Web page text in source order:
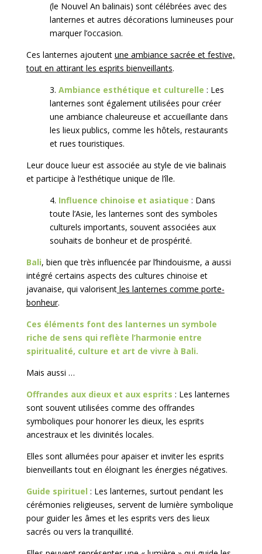
(le Nouvel An balinais) sont célébrées avec des
lanternes et autres décorations lumineuses pour
marquer l’occasion.
Ces lanternes ajoutent une ambiance sacrée et festive,
tout en attirant les esprits bienveillants.
3. Ambiance esthétique et culturelle : Les
lanternes sont également utilisées pour créer
une ambiance chaleureuse et accueillante dans
les lieux publics, comme les hôtels, restaurants
et rues touristiques.
Leur douce lueur est associée au style de vie balinais
et participe à l’esthétique unique de l’île.
4. Influence chinoise et asiatique : Dans
toute l’Asie, les lanternes sont des symboles
culturels importants, souvent associées aux
souhaits de bonheur et de prospérité.
Bali, bien que très influencée par l’hindouisme, a aussi
intégré certains aspects des cultures chinoise et
javanaise, qui valorisentles lanternes comme porte-
bonheur.
Ces éléments font des lanternes un symbole
riche de sens qui reflète l’harmonie entre
spiritualité, culture et art de vivre à Bali.
Mais aussi …
Offrandes aux dieux et aux esprits : Les lanternes
sont souvent utilisées comme des offrandes
symboliques pour honorer les dieux, les esprits
ancestraux et les divinités locales.
Elles sont allumées pour apaiser et inviter les esprits
bienveillants tout en éloignant les énergies négatives.
Guide spirituel : Les lanternes, surtout pendant les
cérémonies religieuses, servent de lumière symbolique
pour guider les âmes et les esprits vers des lieux
sacrés ou vers la tranquillité.